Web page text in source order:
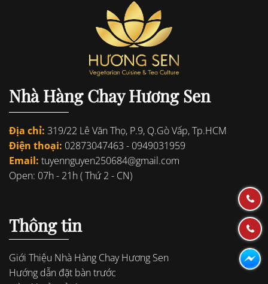
Nhà Hàng Chay Hương Sen
Địa chỉ: 319/22 Lê Văn Thọ, P.9, Q.Gò Vấp, Tp.HCM
Điện thoại: 02873047463 - 0949031959
Email: tuyennguyen250684@gmail.com
Open: 07h - 21h ( Thứ 2 - CN)
Thông tin
Giới Thiệu Nhà Hàng Chay Hương Sen
Hướng dẫn đặt bàn trước